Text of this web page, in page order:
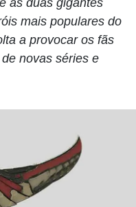
as duas gigantes
mais populares do
a provocar os fãs
novas séries e